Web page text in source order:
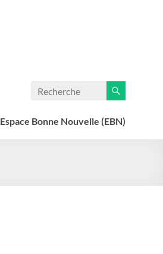
Espace Bonne Nouvelle (EBN)